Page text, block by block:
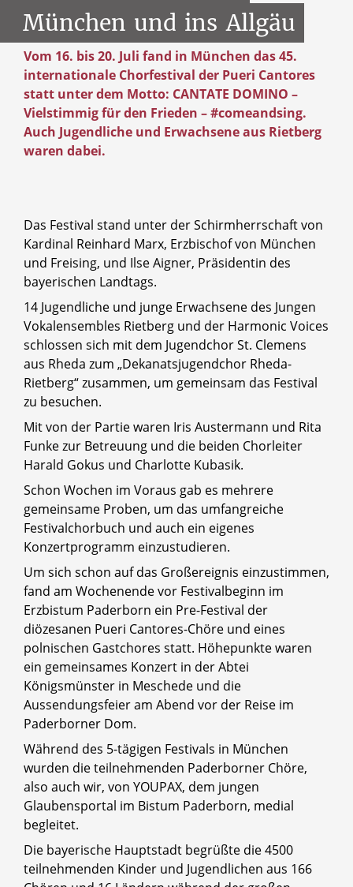
München und ins Allgäu
Vom 16. bis 20. Juli fand in München das 45.
internationale Chorfestival der Pueri Cantores
statt unter dem Motto: CANTATE DOMINO –
Vielstimmig für den Frieden – #comeandsing.
Auch Jugendliche und Erwachsene aus Rietberg
waren dabei.
Das Festival stand unter der Schirmherrschaft von
Kardinal Reinhard Marx, Erzbischof von München
und Freising, und Ilse Aigner, Präsidentin des
bayerischen Landtags.
14 Jugendliche und junge Erwachsene des Jungen
Vokalensembles Rietberg und der Harmonic Voices
schlossen sich mit dem Jugendchor St. Clemens
aus Rheda zum „Dekanatsjugendchor Rheda-
Rietberg“ zusammen, um gemeinsam das Festival
zu besuchen.
Mit von der Partie waren Iris Austermann und Rita
Funke zur Betreuung und die beiden Chorleiter
Harald Gokus und Charlotte Kubasik.
Schon Wochen im Voraus gab es mehrere
gemeinsame Proben, um das umfangreiche
Festivalchorbuch und auch ein eigenes
Konzertprogramm einzustudieren.
Um sich schon auf das Großereignis einzustimmen,
fand am Wochenende vor Festivalbeginn im
Erzbistum Paderborn ein Pre-Festival der
diözesanen Pueri Cantores-Chöre und eines
polnischen Gastchores statt. Höhepunkte waren
ein gemeinsames Konzert in der Abtei
Königsmünster in Meschede und die
Aussendungsfeier am Abend vor der Reise im
Paderborner Dom.
Während des 5-tägigen Festivals in München
wurden die teilnehmenden Paderborner Chöre,
also auch wir, von YOUPAX, dem jungen
Glaubensportal im Bistum Paderborn, medial
begleitet.
Die bayerische Hauptstadt begrüßte die 4500
teilnehmenden Kinder und Jugendlichen aus 166